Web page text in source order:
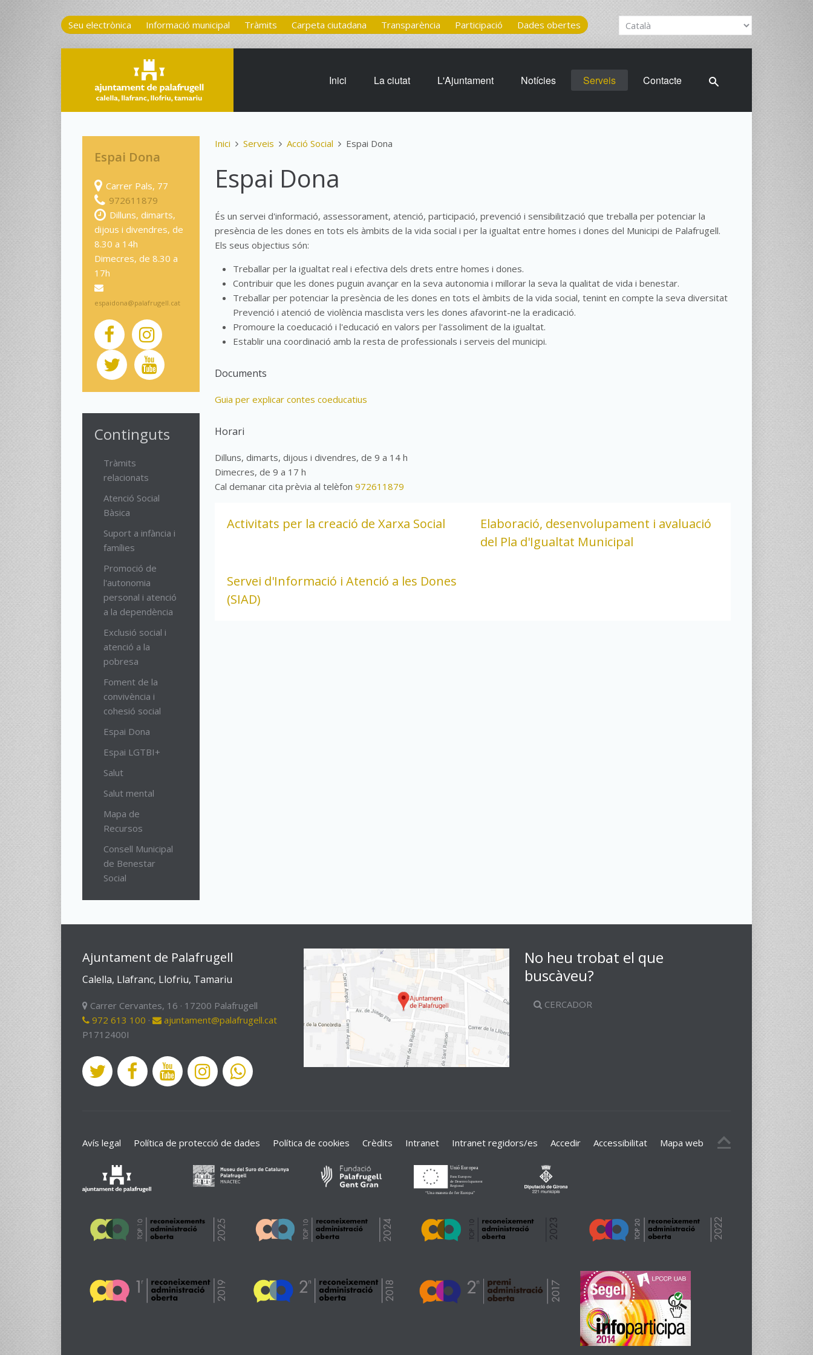
Seu electrònica Informació municipal Tràmits Carpeta ciutadana Transparència Participació Dades obertes
Inici La ciutat L'Ajuntament Notícies Serveis Contacte
Inici Serveis Acció Social Espai Dona
Espai Dona
És un servei d'informació, assessorament, atenció, participació, prevenció i sensibilització que treballa per potenciar la
presència de les dones en tots els àmbits de la vida social i per la igualtat entre homes i dones del Municipi de Palafrugell.
Els seus objectius són:
Treballar per la igualtat real i efectiva dels drets entre homes i dones.
Contribuir que les dones puguin avançar en la seva autonomia i millorar la seva la qualitat de vida i benestar.
Treballar per potenciar la presència de les dones en tots el àmbits de la vida social, tenint en compte la seva diversitat
Prevenció i atenció de violència masclista vers les dones afavorint-ne la eradicació.
Promoure la coeducació i l'educació en valors per l'assoliment de la igualtat.
Establir una coordinació amb la resta de professionals i serveis del municipi.
Documents
Guia per explicar contes coeducatius
Horari
Dilluns, dimarts, dijous i divendres, de 9 a 14 h
Dimecres, de 9 a 17 h
Cal demanar cita prèvia al telèfon972611879
Activitats per la creació de Xarxa Social
Elaboració, desenvolupament i avaluació
del Pla d'Igualtat Municipal
Servei d'Informació i Atenció a les Dones
(SIAD)
Espai Dona
Carrer Pals, 77
972611879
Dilluns, dimarts,
dijous i divendres, de
8.30 a 14h
Dimecres, de 8.30 a
17h
espaidona@palafrugell.cat
Continguts
Tràmits
relacionats
Atenció Social
Bàsica
Suport a infància i
famílies
Promoció de
l'autonomia
personal i atenció
a la dependència
Exclusió social i
atenció a la
pobresa
Foment de la
convivència i
cohesió social
Espai Dona
Espai LGTBI+
Salut
Salut mental
Mapa de
Recursos
Consell Municipal
de Benestar
Social
Ajuntament de Palafrugell
Calella, Llafranc, Llofriu, Tamariu
Carrer Cervantes, 16 · 17200 Palafrugell
972 613 100 ·
ajuntament@palafrugell.cat
P1712400I
No heu trobat el que
buscàveu?
CERCADOR
Avís legal Política de protecció de dades Política de cookies Crèdits Intranet Intranet regidors/es Accedir Accessibilitat Mapa web